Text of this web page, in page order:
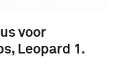
voor
Leopard 1.